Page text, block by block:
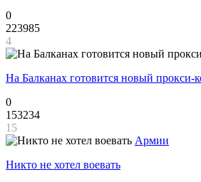
0
223985
4
На Балканах готовится новый прокси-
0
153234
15
Армии
Никто не хотел воевать